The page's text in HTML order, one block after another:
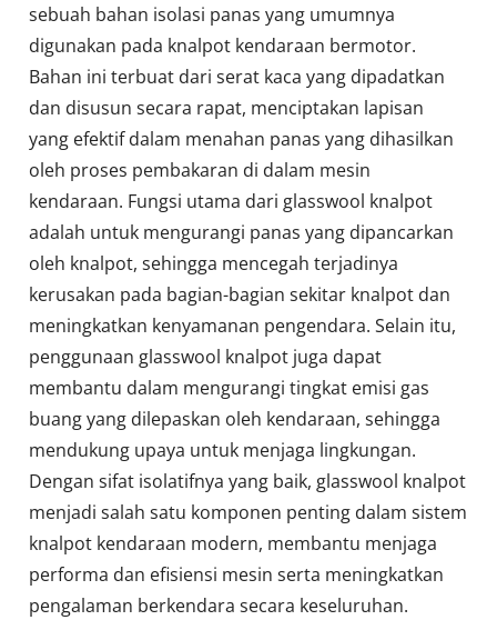
sebuah bahan isolasi panas yang umumnya
digunakan pada knalpot kendaraan bermotor.
Bahan ini terbuat dari serat kaca yang dipadatkan
dan disusun secara rapat, menciptakan lapisan
yang efektif dalam menahan panas yang dihasilkan
oleh proses pembakaran di dalam mesin
kendaraan. Fungsi utama dari glasswool knalpot
adalah untuk mengurangi panas yang dipancarkan
oleh knalpot, sehingga mencegah terjadinya
kerusakan pada bagian-bagian sekitar knalpot dan
meningkatkan kenyamanan pengendara. Selain itu,
penggunaan glasswool knalpot juga dapat
membantu dalam mengurangi tingkat emisi gas
buang yang dilepaskan oleh kendaraan, sehingga
mendukung upaya untuk menjaga lingkungan.
Dengan sifat isolatifnya yang baik, glasswool knalpot
menjadi salah satu komponen penting dalam sistem
knalpot kendaraan modern, membantu menjaga
performa dan efisiensi mesin serta meningkatkan
pengalaman berkendara secara keseluruhan.